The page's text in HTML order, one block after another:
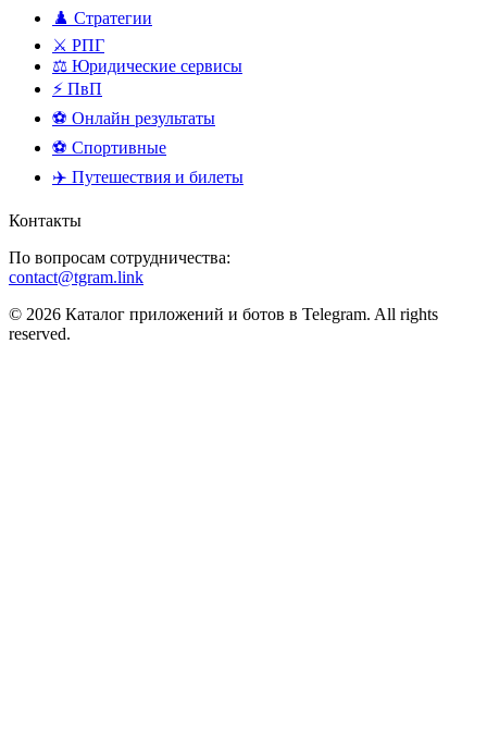
♟️ Стратегии
⚔️ РПГ
⚖️ Юридические сервисы
⚡ ПвП
⚽ Онлайн результаты
⚽ Спортивные
✈️ Путешествия и билеты
Контакты
По вопросам сотрудничества:
contact@tgram.link
© 2026 Каталог приложений и ботов в Telegram. All rights
reserved.